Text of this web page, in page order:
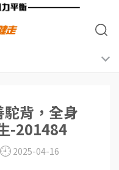
背，全身
-201484
2025-04-16